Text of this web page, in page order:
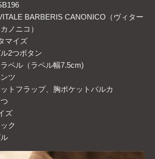
BARBERIS CANONICO（ヴィター
ノニコ）
マイズ
2つボタン
ペル（ラペル幅7.5cm)
ツ
トフラップ、胸ポケットバルカ
ズ
ク